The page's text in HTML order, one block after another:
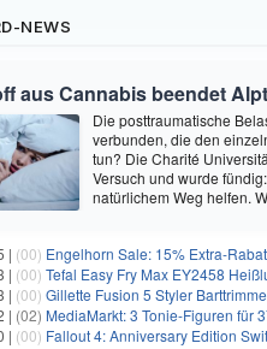
NEWS
aus Cannabis beendet
Die posttraumatische
verbunden, die den
tun? Die Charité
Versuch und wurde
natürlichem Weg helfen.
| (00) Engelhorn Sale: 15% Extra-
| (00) Tefal Easy Fry Max EY2458
| (00) Gillette Fusion 5 Styler
| (02) MediaMarkt: 3 Tonie-Figuren für
| (00) Fallout 4: Anniversary Edition